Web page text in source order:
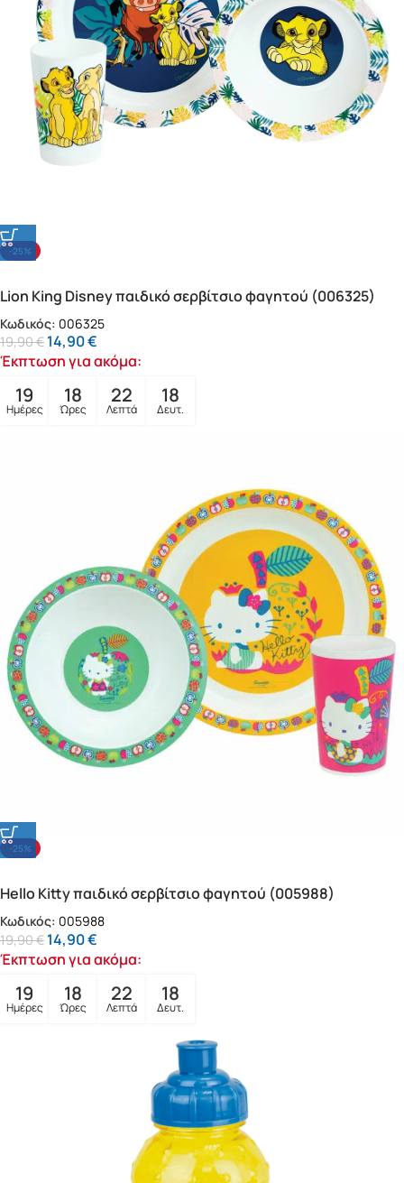
-25%
Lion King Disney παιδικό σερβίτσιο φαγητού (006325)
Κωδικός: 006325
19,90€ 14,90€
Έκπτωση για ακόμα:
19
Ημέρες
18
Ώρες
22
Λεπτά
16
Δευτ.
-25%
Hello Kitty παιδικό σερβίτσιο φαγητού (005988)
Κωδικός: 005988
19,90€ 14,90€
Έκπτωση για ακόμα:
19
Ημέρες
18
Ώρες
22
Λεπτά
16
Δευτ.